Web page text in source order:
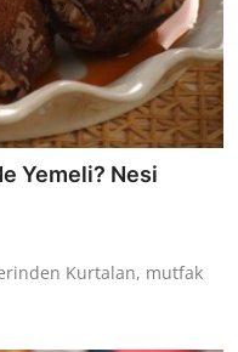
Yemeli? Nesi
Kurtalan, mutfak